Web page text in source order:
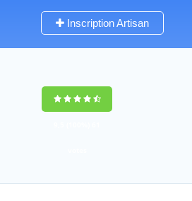
Inscription Artisan